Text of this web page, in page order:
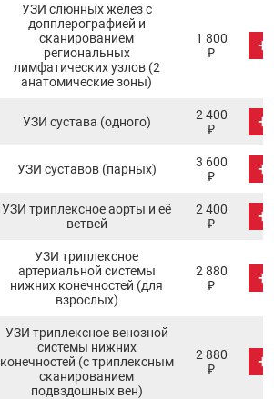
УЗИ слюнных желез с
допплерографией и
сканированием
региональных
лимфатических узлов (2
анатомические зоны)
1 800
₽
+
УЗИ сустава (одного)
2 400
₽
+
УЗИ суставов (парных)
3 600
₽
+
УЗИ триплексное аорты и её
ветвей
2 400
₽
+
УЗИ триплексное
артериальной системы
нижних конечностей (для
взрослых)
2 880
₽
+
УЗИ триплексное венозной
системы нижних
конечностей (с триплексным
сканированием
подвздошных вен)
2 880
₽
+